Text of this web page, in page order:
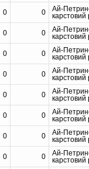
0 0
Ай-
карстовий
0 0
Ай-
карстовий
0 0
Ай-
карстовий
0 0
Ай-
карстовий
0 0
Ай-
карстовий
0 0
Ай-
карстовий
0 0
Ай-
карстовий
0 0
Ай-
карстовий